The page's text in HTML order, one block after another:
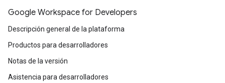
Google Workspace for Developers
Descripción general de la plataforma
Productos para desarrolladores
Notas de la versión
Asistencia para desarrolladores